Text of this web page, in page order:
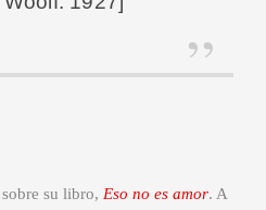
su libro, Eso no es amor. A